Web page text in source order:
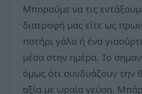
Μπορούμε να τις
διατροφή μας είτε ως
ποτήρι γάλα ή ένα
μέσα στην ημέρα. Το
όμως ότι συνδυάζουν την
αξία με ωραία γεύση.